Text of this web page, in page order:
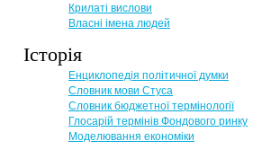
Крилаті вислови
Власні імена людей
Історія
Енциклопедія політичної думки
Словник мови Стуса
Словник бюджетної термінології
Глосарій термінів Фондового ринку
Моделювання економіки